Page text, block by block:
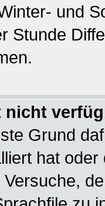
und
Stunde
nicht
Grund
hat